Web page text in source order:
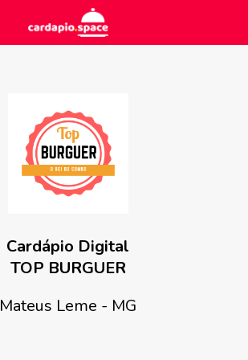
Cardápio Digital
TOP BURGUER
Mateus Leme - MG